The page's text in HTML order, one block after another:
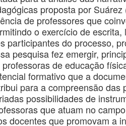
proposta por
de professores que
o exercício de
participantes do processo,
pesquisa fez emergir,
de educação
formativo que a
para a compreensão
possibilidades de
que atuam no
docentes que promovam a